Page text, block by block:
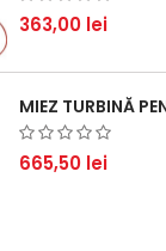
363,00 lei
665,50 lei